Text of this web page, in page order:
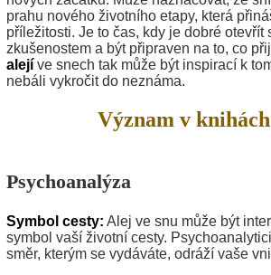
prahu nového životního etapy, která
příležitosti. Je to čas, kdy je dobré otevřít
zkušenostem a být připraven na to, co
alejí ve snech tak může být inspirací k
nebáli vykročit do neznáma.
Význam v
Psychoanalýza
Symbol cesty: Alej ve snu může být
symbol vaší životní cesty.
směr, kterým se vydáváte, odráží vaše